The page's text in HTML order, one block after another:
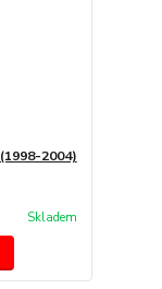
2004)
Skladem